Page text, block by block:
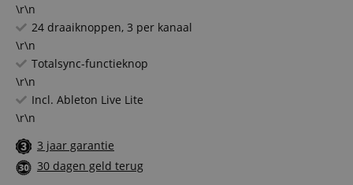
\r\n
24 draaiknoppen, 3 per kanaal
\r\n
Totalsync-functieknop
\r\n
Incl. Ableton Live Lite
\r\n
3 jaar garantie
30 dagen geld terug